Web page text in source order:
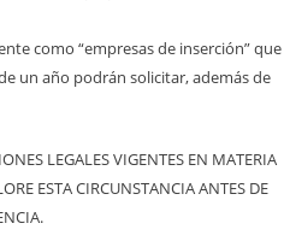
como “empresas de inserción” que
un año podrán solicitar, además de
LEGALES VIGENTES EN MATERIA
ESTA CIRCUNSTANCIA ANTES DE